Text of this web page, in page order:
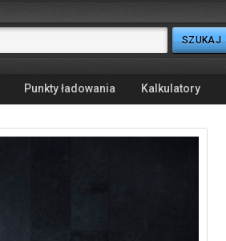
Punkty ładowania Kalkulatory